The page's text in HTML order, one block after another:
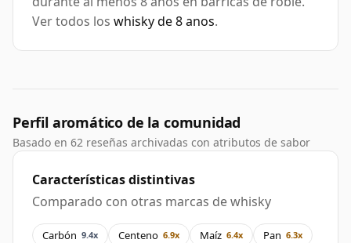
Ver todos los whisky de 8 anos.
Perfil aromático de la comunidad
Basado en 62 reseñas archivadas con atributos de sabor
Características distintivas
Comparado con otras marcas de whisky
Carbón 9.4x Centeno 6.9x Maíz 6.4x Pan 6.3x